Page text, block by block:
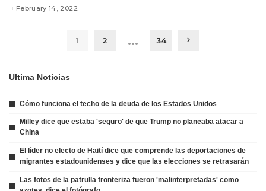
February 14, 2022
1 2 … 34
Ultima Noticias
Cómo funciona el techo de la deuda de los Estados Unidos
Milley dice que estaba 'seguro' de que Trump no planeaba atacar a
China
El líder no electo de Haití dice que comprende las deportaciones de
migrantes estadounidenses y dice que las elecciones se retrasarán
Las fotos de la patrulla fronteriza fueron 'malinterpretadas' como